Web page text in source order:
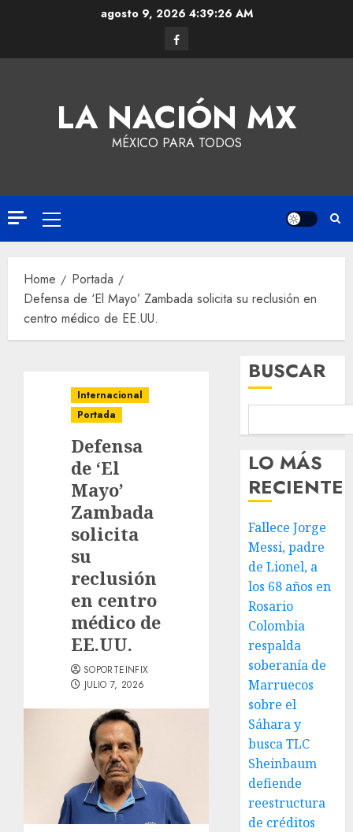
agosto 9, 20264:39:27 AM
LA NACIÓN MX
MÉXICO PARA TODOS
Home
Portada
Defensa de ‘El Mayo’ Zambada solicita su reclusión en
centro médico de EE.UU.
Internacional
Portada
Defensa
de ‘El
Mayo’
Zambada
solicita
su
reclusión
en centro
médico de
EE.UU.
SOPORTEINFIX
JULIO 7, 2026
BUSCAR
LO MÁS
RECIENTE
Fallece Jorge
Messi, padre
de Lionel, a
los 68 años en
Rosario
Colombia
respalda
soberanía de
Marruecos
sobre el
Sáhara y
busca TLC
Sheinbaum
defiende
reestructura
de créditos